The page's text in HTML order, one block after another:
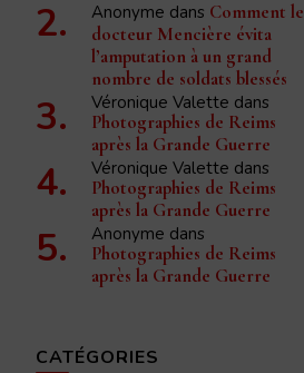
Anonyme dans Comment le
docteur Mencière évita
l’amputation à un grand
nombre de soldats blessés
Véronique Valette dans
Photographies de Reims
après la Grande Guerre
Véronique Valette dans
Photographies de Reims
après la Grande Guerre
Anonyme dans
Photographies de Reims
après la Grande Guerre
CATÉGORIES